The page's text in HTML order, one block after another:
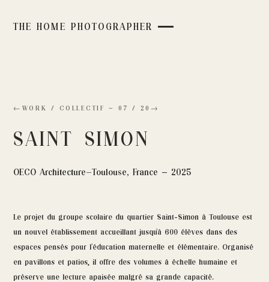
THE HOME PHOTOGRAPHER
← WORK / COLLECTIF —07 / 20 →
SAINT SIMON
OECO Architecture—Toulouse, France — 2025
Le projet du groupe scolaire du quartier Saint-Simon à Toulouse est
un nouvel établissement accueillant jusqu’à 600 élèves dans des
espaces pensés pour l’éducation maternelle et élémentaire. Organisé
en pavillons et patios, il offre des volumes à échelle humaine et
préserve une lecture apaisée malgré sa grande capacité.